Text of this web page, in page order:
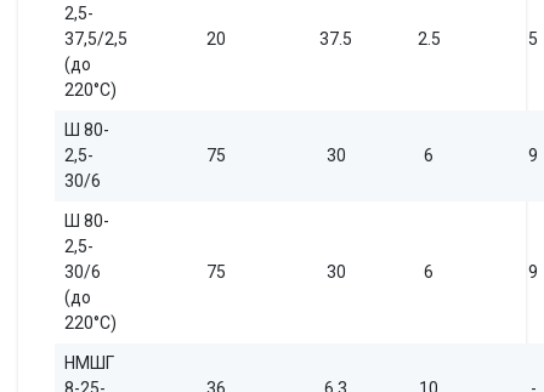
2,5-
37,5/2,5
(до
220°С)
20 37.5 2.5 5
Ш 80-
2,5-
30/6
75 30 6 9
Ш 80-
2,5-
30/6
(до
220°С)
75 30 6 9
НМШГ